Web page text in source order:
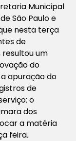
Municipal
São Paulo e
nesta terça
de
um
do
a apuração do
de
o
dos
a matéria
feira.